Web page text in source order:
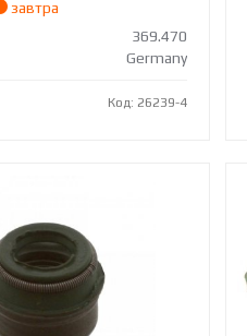
завтра
369.470
Germany
Код: 26239-4